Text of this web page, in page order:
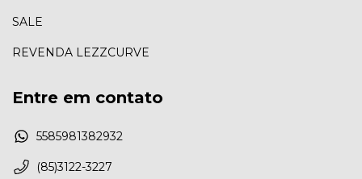
SALE
REVENDA LEZZCURVE
Entre em contato
5585981382932
(85)3122-3227